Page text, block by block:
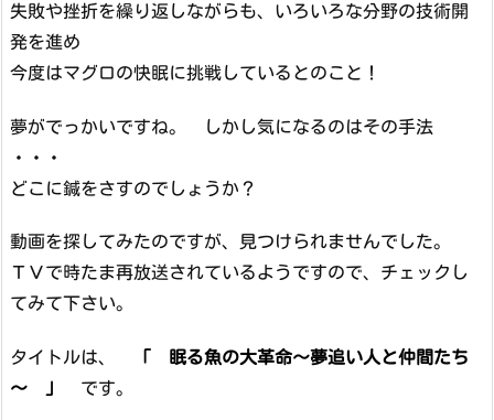
失敗や挫折を繰り返しながらも、いろいろな分野の技術開
発を進め
今度はマグロの快眠に挑戦しているとのこと！
夢がでっかいですね。 しかし気になるのはその手法
・・・
どこに鍼をさすのでしょうか？
動画を探してみたのですが、見つけられませんでした。
ＴＶで時たま再放送されているようですので、チェックし
てみて下さい。
タイトルは、
「 眠る魚の大革命～夢追い人と仲間たち
～ 」
です。